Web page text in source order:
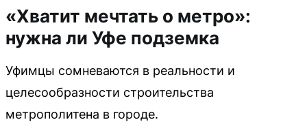
«Хватит мечтать о метро»:
нужна ли Уфе подземка
Уфимцы сомневаются в реальности и
целесообразности строительства
метрополитена в городе.